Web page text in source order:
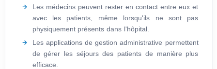
Les médecins peuvent rester en contact entre eux et
avec les patients, même lorsqu'ils ne sont pas
physiquement présents dans l'hôpital.
Les applications de gestion administrative permettent
de gérer les séjours des patients de manière plus
efficace.